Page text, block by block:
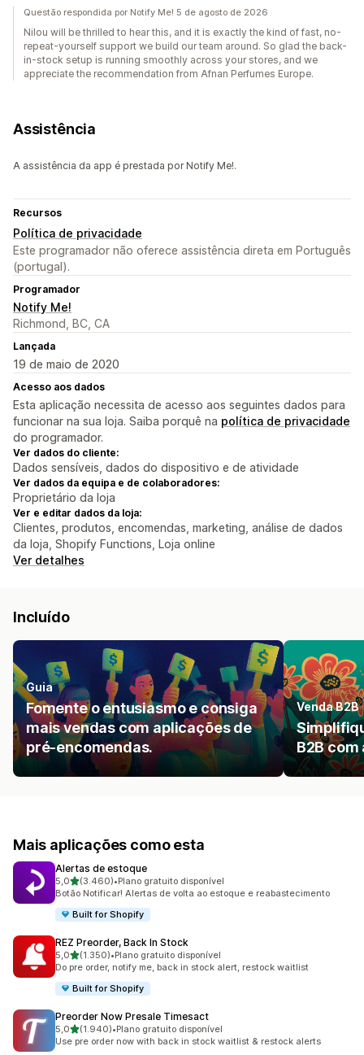
Questão respondida por Notify Me! 5 de agosto de 2026
Nilou will be thrilled to hear this, and it is exactly the kind of fast, no-
repeat-yourself support we build our team around. So glad the back-
in-stock setup is running smoothly across your stores, and we
appreciate the recommendation from Afnan Perfumes Europe.
Assistência
A assistência da app é prestada por Notify Me!.
Recursos
Política de privacidade
Este programador não oferece assistência direta em Português
(portugal).
Programador
Notify Me!
Richmond, BC, CA
Lançada
19 de maio de 2020
Acesso aos dados
Esta aplicação necessita de acesso aos seguintes dados para
funcionar na sua loja. Saiba porquê na política de privacidade
do programador.
Ver dados do cliente:
Dados sensíveis, dados do dispositivo e de atividade
Ver dados da equipa e de colaboradores:
Proprietário da loja
Ver e editar dados da loja:
Clientes, produtos, encomendas, marketing, análise de dados
da loja, Shopify Functions, Loja online
Ver detalhes
Incluído
Guia
Fomente o entusiasmo e consiga
mais vendas com aplicações de
pré-encomendas.
Venda B2B
B2B
Mais aplicações como esta
Alertas de estoque
5,0de 5 estrelas
(3.460)
3460 total de avaliações
•Plano gratuito disponível
Botão Notificar! Alertas de volta ao estoque e reabastecimento
Built for Shopify
REZ Preorder, Back In Stock
5,0de 5 estrelas
(1.350)
1350 total de avaliações
•Plano gratuito disponível
Do pre order, notify me, back in stock alert, restock waitlist
Built for Shopify
Preorder Now Presale Timesact
5,0de 5 estrelas
(1.940)
1940 total de avaliações
•Plano gratuito disponível
Use pre order now with back in stock waitlist & restock alerts